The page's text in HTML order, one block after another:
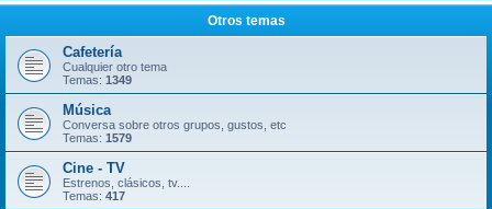
Otros temas
Cafetería
Cualquier otro tema
Temas: 1349
Música
Conversa sobre otros grupos, gustos, etc
Temas: 1579
Cine - TV
Estrenos, clásicos, tv....
Temas: 417